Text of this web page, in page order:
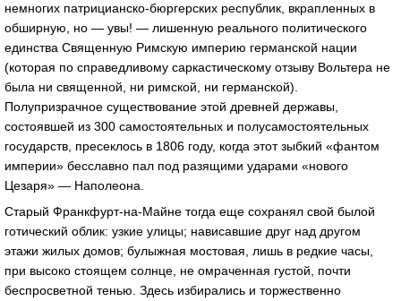
немногих патрицианско-бюргерских республик, вкрапленных в
обширную, но — увы! — лишенную реального политического
единства Священную Римскую империю германской нации
(которая по справедливому саркастическому отзыву Вольтера не
была ни священной, ни римской, ни германской).
Полупризрачное существование этой древней державы,
состоявшей из 300 самостоятельных и полусамостоятельных
государств, пресеклось в 1806 году, когда этот зыбкий «фантом
империи» бесславно пал под разящими ударами «нового
Цезаря» — Наполеона.
Старый Франкфурт-на-Майне тогда еще сохранял свой былой
готический облик: узкие улицы; нависавшие друг над другом
этажи жилых домов; булыжная мостовая, лишь в редкие часы,
при высоко стоящем солнце, не омраченная густой, почти
беспросветной тенью. Здесь избирались и торжественно